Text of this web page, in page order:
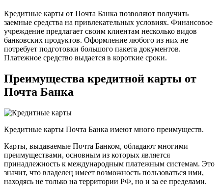
Кредитные карты от Почта Банка позволяют получить
заемные средства на привлекательных условиях. Финансовое
учреждение предлагает своим клиентам несколько видов
банковских продуктов. Оформление любого из них не
потребует подготовки большого пакета документов.
Платежное средство выдается в короткие сроки.
Преимущества кредитной карты от
Почта Банка
Кредитные карты Почта Банка имеют много преимуществ.
Карты, выдаваемые Почта Банком, обладают многими
преимуществами, основным из которых является
принадлежность к международным платежным системам. Это
значит, что владелец имеет возможность пользоваться ими,
находясь не только на территории РФ, но и за ее пределами.